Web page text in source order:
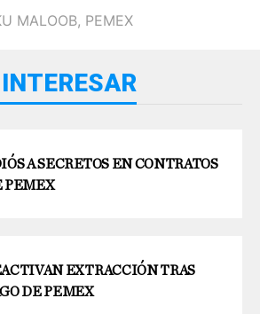
MALOOB, PEMEX
A SECRETOS EN CONTRATOS
PEMEX
EXTRACCIÓN TRAS
DE PEMEX